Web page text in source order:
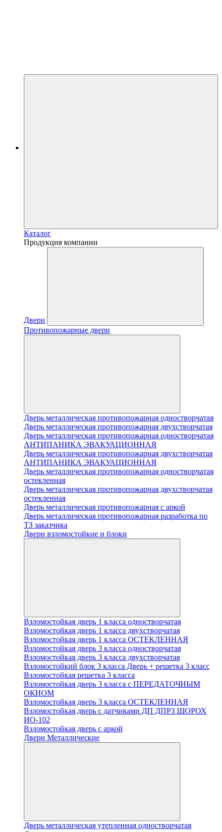
Каталог
Продукция компании
Двери
Противопожарные двери
Дверь металлическая противопожарная одностворчатая
Дверь металлическая противопожарная двухстворчатая
Дверь металлическая противопожарная одностворчатая
АНТИПАНИКА ЭВАКУАЦИОННАЯ
Дверь металлическая противопожарная двухстворчатая
АНТИПАНИКА ЭВАКУАЦИОННАЯ
Дверь металлическая противопожарная одностворчатая
остекленная
Дверь металлическая противопожарная двухстворчатая
остекленная
Дверь металлическая противопожарная с аркой
Дверь металлическая противопожарная разработка по
ТЗ заказчика
Двери взломостойкие и блоки
Взломостойкая дверь 1 класса одностворчатая
Взломостойкая дверь 1 класса двухстворчатая
Взломостойкая дверь 1 класса ОСТЕКЛЕННАЯ
Взломостойкая дверь 3 класса одностворчатая
Взломостойкая дверь 3 класса двухстворчатая
Взломостойкий блок 3 класса Дверь + решетка 3 класс
Взломостойкая решетка 3 класса
Взломостойкая дверь 3 класса с ПЕРЕДАТОЧНЫМ
ОКНОМ
Взломостойкая дверь 3 класса ОСТЕКЛЕННАЯ
Взломостойкая дверь с датчиками ДП ДПРЗ ШОРОХ
ИО-102
Взломостойкая дверь с аркой
Двери Металлические
Дверь металлическая утепленная одностворчатая